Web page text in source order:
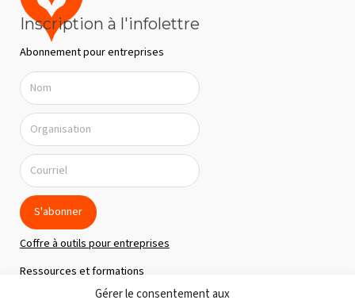
Gérer le consentement aux
Inscription à l'infolettre
Abonnement pour entreprises
S'abonner
Coffre à outils pour entreprises
Ressources et formations
Politique de confidentialité